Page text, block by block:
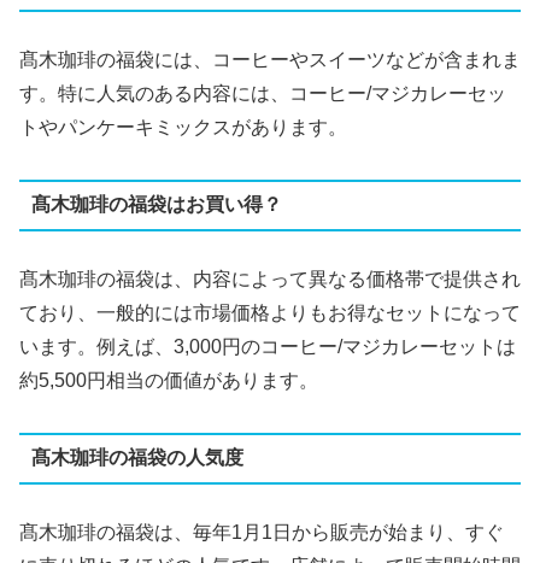
髙木珈琲の福袋には、コーヒーやスイーツなどが含まれま
す。特に人気のある内容には、コーヒー/マジカレーセッ
トやパンケーキミックスがあります​​。
髙木珈琲の福袋はお買い得？
髙木珈琲の福袋は、内容によって異なる価格帯で提供され
ており、一般的には市場価格よりもお得なセットになって
います。例えば、3,000円のコーヒー/マジカレーセットは
約5,500円相当の価値があります​​。
髙木珈琲の福袋の人気度
髙木珈琲の福袋は、毎年1月1日から販売が始まり、すぐ